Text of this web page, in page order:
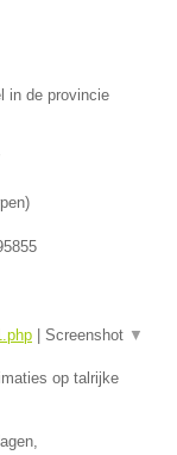
in de provincie
)
Screenshot ▼
op talrijke